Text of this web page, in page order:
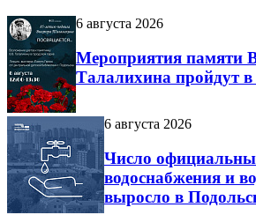
6 августа 2026
Мероприятия памяти
Талалихина пройдут в
6 августа 2026
Число
водоснабжения и
выросло в